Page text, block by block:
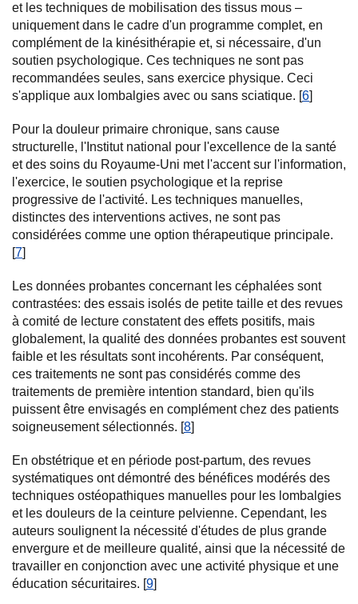
et les techniques de mobilisation des tissus mous –
uniquement dans le cadre d'un programme complet, en
complément de la kinésithérapie et, si nécessaire, d'un
soutien psychologique. Ces techniques ne sont pas
recommandées seules, sans exercice physique. Ceci
s'applique aux lombalgies avec ou sans sciatique. [6]
Pour la douleur primaire chronique, sans cause
structurelle, l'Institut national pour l'excellence de la santé
et des soins du Royaume-Uni met l'accent sur l'information,
l'exercice, le soutien psychologique et la reprise
progressive de l'activité. Les techniques manuelles,
distinctes des interventions actives, ne sont pas
considérées comme une option thérapeutique principale.
[7]
Les données probantes concernant les céphalées sont
contrastées: des essais isolés de petite taille et des revues
à comité de lecture constatent des effets positifs, mais
globalement, la qualité des données probantes est souvent
faible et les résultats sont incohérents. Par conséquent,
ces traitements ne sont pas considérés comme des
traitements de première intention standard, bien qu'ils
puissent être envisagés en complément chez des patients
soigneusement sélectionnés. [8]
En obstétrique et en période post-partum, des revues
systématiques ont démontré des bénéfices modérés des
techniques ostéopathiques manuelles pour les lombalgies
et les douleurs de la ceinture pelvienne. Cependant, les
auteurs soulignent la nécessité d'études de plus grande
envergure et de meilleure qualité, ainsi que la nécessité de
travailler en conjonction avec une activité physique et une
éducation sécuritaires. [9]